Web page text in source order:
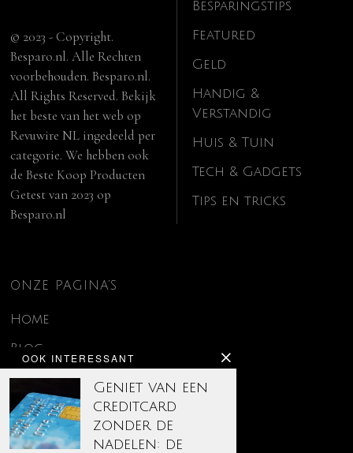
OOK INTERESSANT
Geniet van een
creditcard
zonder de
nadelen: de
© 2023 - Copyright.
Besparo.nl. Alle Rechten
voorbehouden. Besparo.nl.
All Rights Reserved. Bekijk
het beste van het web op
Revuwire NL ingedeeld per
categorie. We hebben ook
deBeste Koop Producten
Getest van 2023 op
Besparo.nl
Besparingstips
Featured
Geld
Handig &
Verstandig
Huis & Tuin
Tech & Gadgets
Tips en tricks
ONZE PAGINA’S
Home
Blog
Contact
Disclaimer
Over ons